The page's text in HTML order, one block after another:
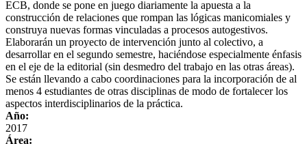
ECB, donde se pone en juego diariamente la apuesta a la
construcción de relaciones que rompan las lógicas manicomiales y
construya nuevas formas vinculadas a procesos autogestivos.
Elaborarán un proyecto de intervención junto al colectivo, a
desarrollar en el segundo semestre, haciéndose especialmente énfasis
en el eje de la editorial (sin desmedro del trabajo en las otras áreas).
Se están llevando a cabo coordinaciones para la incorporación de al
menos 4 estudiantes de otras disciplinas de modo de fortalecer los
aspectos interdisciplinarios de la práctica.
Año:
2017
Área: